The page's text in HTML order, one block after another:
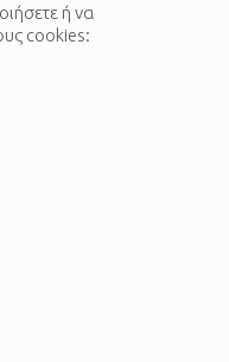
ή να
cookies: